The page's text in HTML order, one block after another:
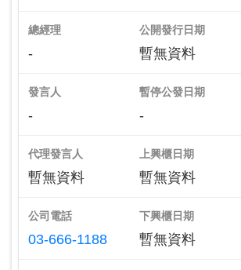
總經理
-
公開發行日期
暫無資料
發言人
-
暫停公發日期
-
代理發言人
暫無資料
上興櫃日期
暫無資料
公司電話
03-666-1188
下興櫃日期
暫無資料